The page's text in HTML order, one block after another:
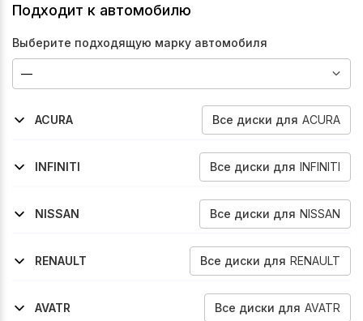
Подходит к автомобилю
Выберите подходящую марку автомобиля
ACURA Все диски для ACURA
2021-2026
INFINITI
Все диски для INFINITI
2008-2013
2008-2013
2008-2013
2008-2013
2012-2013
2013-2018
2013-2016
2016-2021
2022-2026
2013-2018
NISSAN
Все диски для NISSAN
2022-2026
2008-2016
2016-2022
2014-2017
2021-2026
RENAULT
Все диски для RENAULT
2020-2022
AVATR
Все диски для AVATR